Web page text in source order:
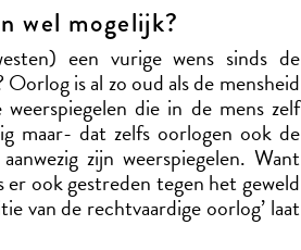
wel mogelijk?
een vurige wens sinds de
is al zo oud als de mensheid
die in de mens zelf
maar- dat zelfs oorlogen ook de
zijn weerspiegelen. Want
ook gestreden tegen het geweld
van de rechtvaardige oorlog’ laat